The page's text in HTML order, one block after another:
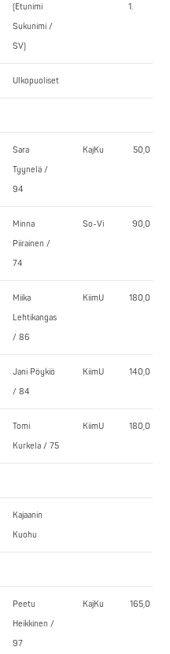
(Etunimi
Sukunimi /
SV)
1.
Ulkopuoliset
Sara
Tyynelä /
94
KajKu 50,0
Minna
Piirainen /
74
So-Vi 90,0
Miika
Lehtikangas
/ 86
KiimU 180,0
Jani Pöykiö
/ 84
KiimU 140,0
Tomi
Kurkela / 75
KiimU 180,0
Kajaanin
Kuohu
Peetu
Heikkinen /
97
KajKu 165,0